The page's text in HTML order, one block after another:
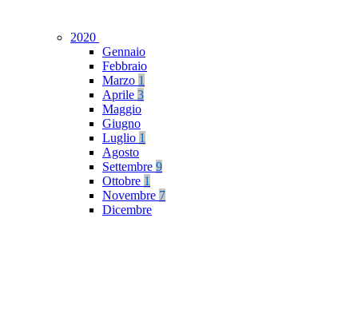
2020
Gennaio
Febbraio
Marzo 1
Aprile 3
Maggio
Giugno
Luglio 1
Agosto
Settembre 9
Ottobre 1
Novembre 7
Dicembre